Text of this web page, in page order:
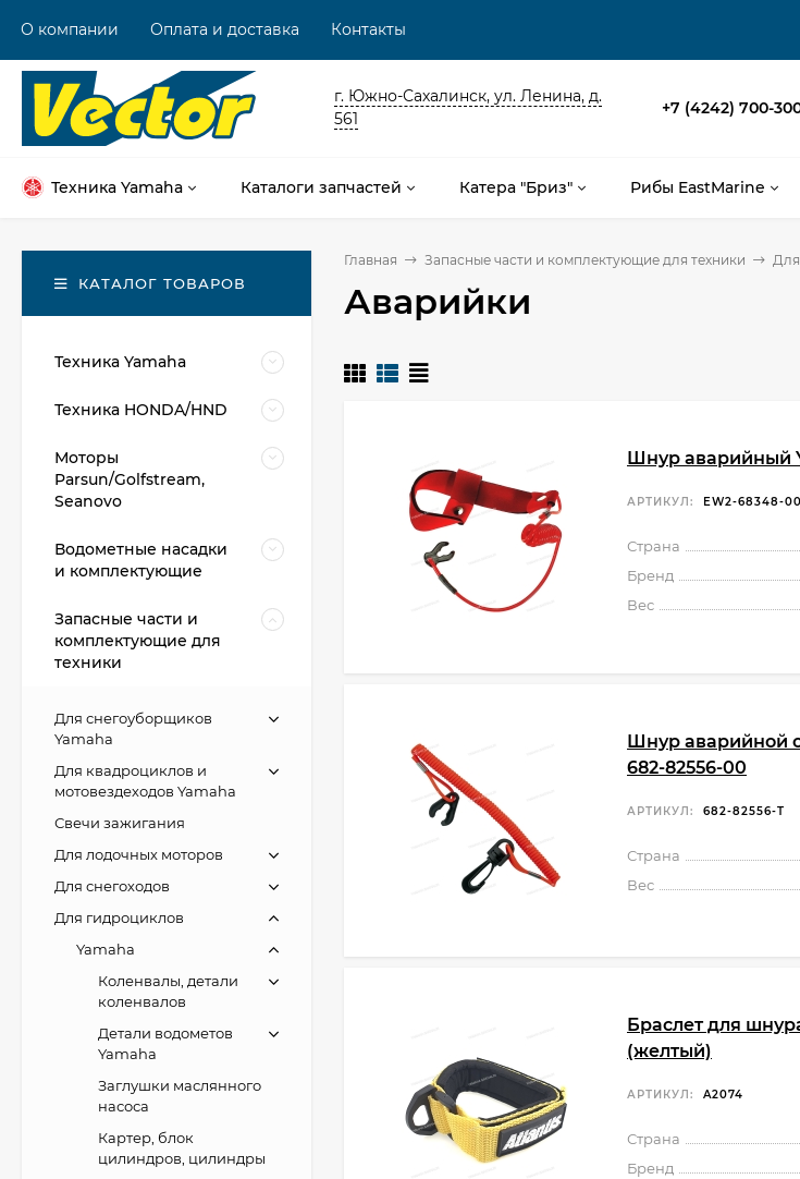
О компании Оплата и доставка Контакты
г. Южно-Сахалинск, ул. Ленина, д.
561
+7 (4242) 700-
Техника Yamaha Каталоги запчастей Катера "Бриз" Рибы EastMarine
Главная Запасные части и комплектующие для техники
Аварийки
Шнур аварийный
АРТИКУЛ: EW2-68348-00
Страна
Бренд
Вес
Шнур аварийной
682-82556-00
АРТИКУЛ: 682-82556-T
Страна
Вес
Браслет для
(желтый)
АРТИКУЛ: A2074
Страна
Бренд
КАТАЛОГ ТОВАРОВ
Техника Yamaha
Техника HONDA/HND
Моторы
Parsun/Golfstream,
Seanovo
Водометные насадки
и комплектующие
Запасные части и
комплектующие для
техники
Для снегоуборщиков
Yamaha
Для квадроциклов и
мотовездеходов Yamaha
Свечи зажигания
Для лодочных моторов
Для снегоходов
Для гидроциклов
Yamaha
Коленвалы, детали
коленвалов
Детали водометов
Yamaha
Заглушки маслянного
насоса
Картер, блок
цилиндров, цилиндры